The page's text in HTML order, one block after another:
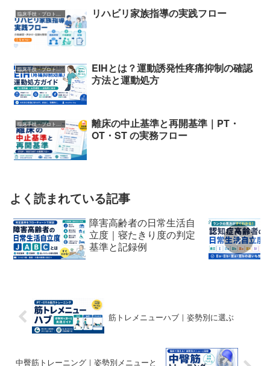
臨床手技・プロトコル リハビリ家族指導の実践フロー
臨床手技・プロトコル
EIHとは？運動誘発性疼痛抑制の確認
方法と運動処方
臨床手技・プロトコル
離床の中止基準と再開基準｜PT・
OT・ST の実務フロー
よく読まれている記事
障害高齢者の日常生活自
立度｜寝たきり度の判定
基準と記録例
筋トレメニューハブ｜姿勢別に選ぶ
中臀筋トレーニング｜姿勢別メニューと